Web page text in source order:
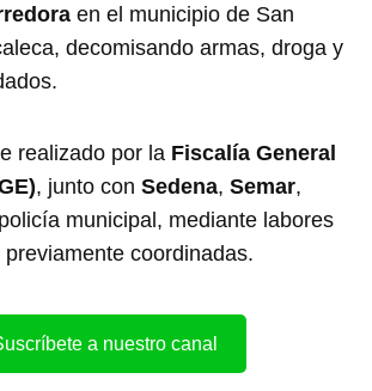
en el municipio de San
decomisando armas, droga y
realizado por la Fiscalía General
, junto conSedena,Semar,
municipal, mediante labores
coordinadas.
a nuestro canal